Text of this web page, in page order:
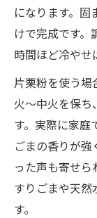
になります。固
けで完成です。
時間ほど冷やせ
片栗粉を使う
火〜中火を保
す。実際に家庭
ごまの香りが
った声も寄せ
すりごまや天然
す。